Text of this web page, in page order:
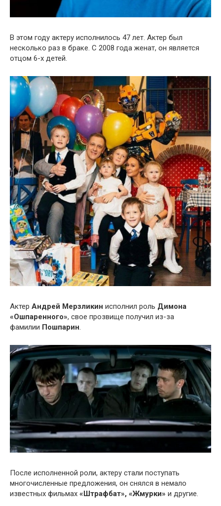
В этом году актеру исполнилось 47 лет. Актер был
несколько раз в браке. С 2008 года женат, он является
отцом 6-х детей.
Актер Андрей Мерзликин исполнил роль Димона
«Ошпаренного», свое прозвище получил из-за
фамилии Пошпарин.
После исполненной роли, актеру стали поступать
многочисленные предложения, он снялся в немало
известных фильмах «Штрафбат», «Жмурки» и другие.